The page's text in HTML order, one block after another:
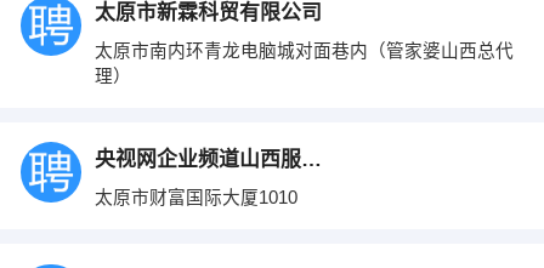
太原市新霖科贸有限公司
太原市南内环青龙电脑城对面巷内（管家婆山西总代
理）
央视网企业频道山西服务中心
太原市财富国际大厦1010